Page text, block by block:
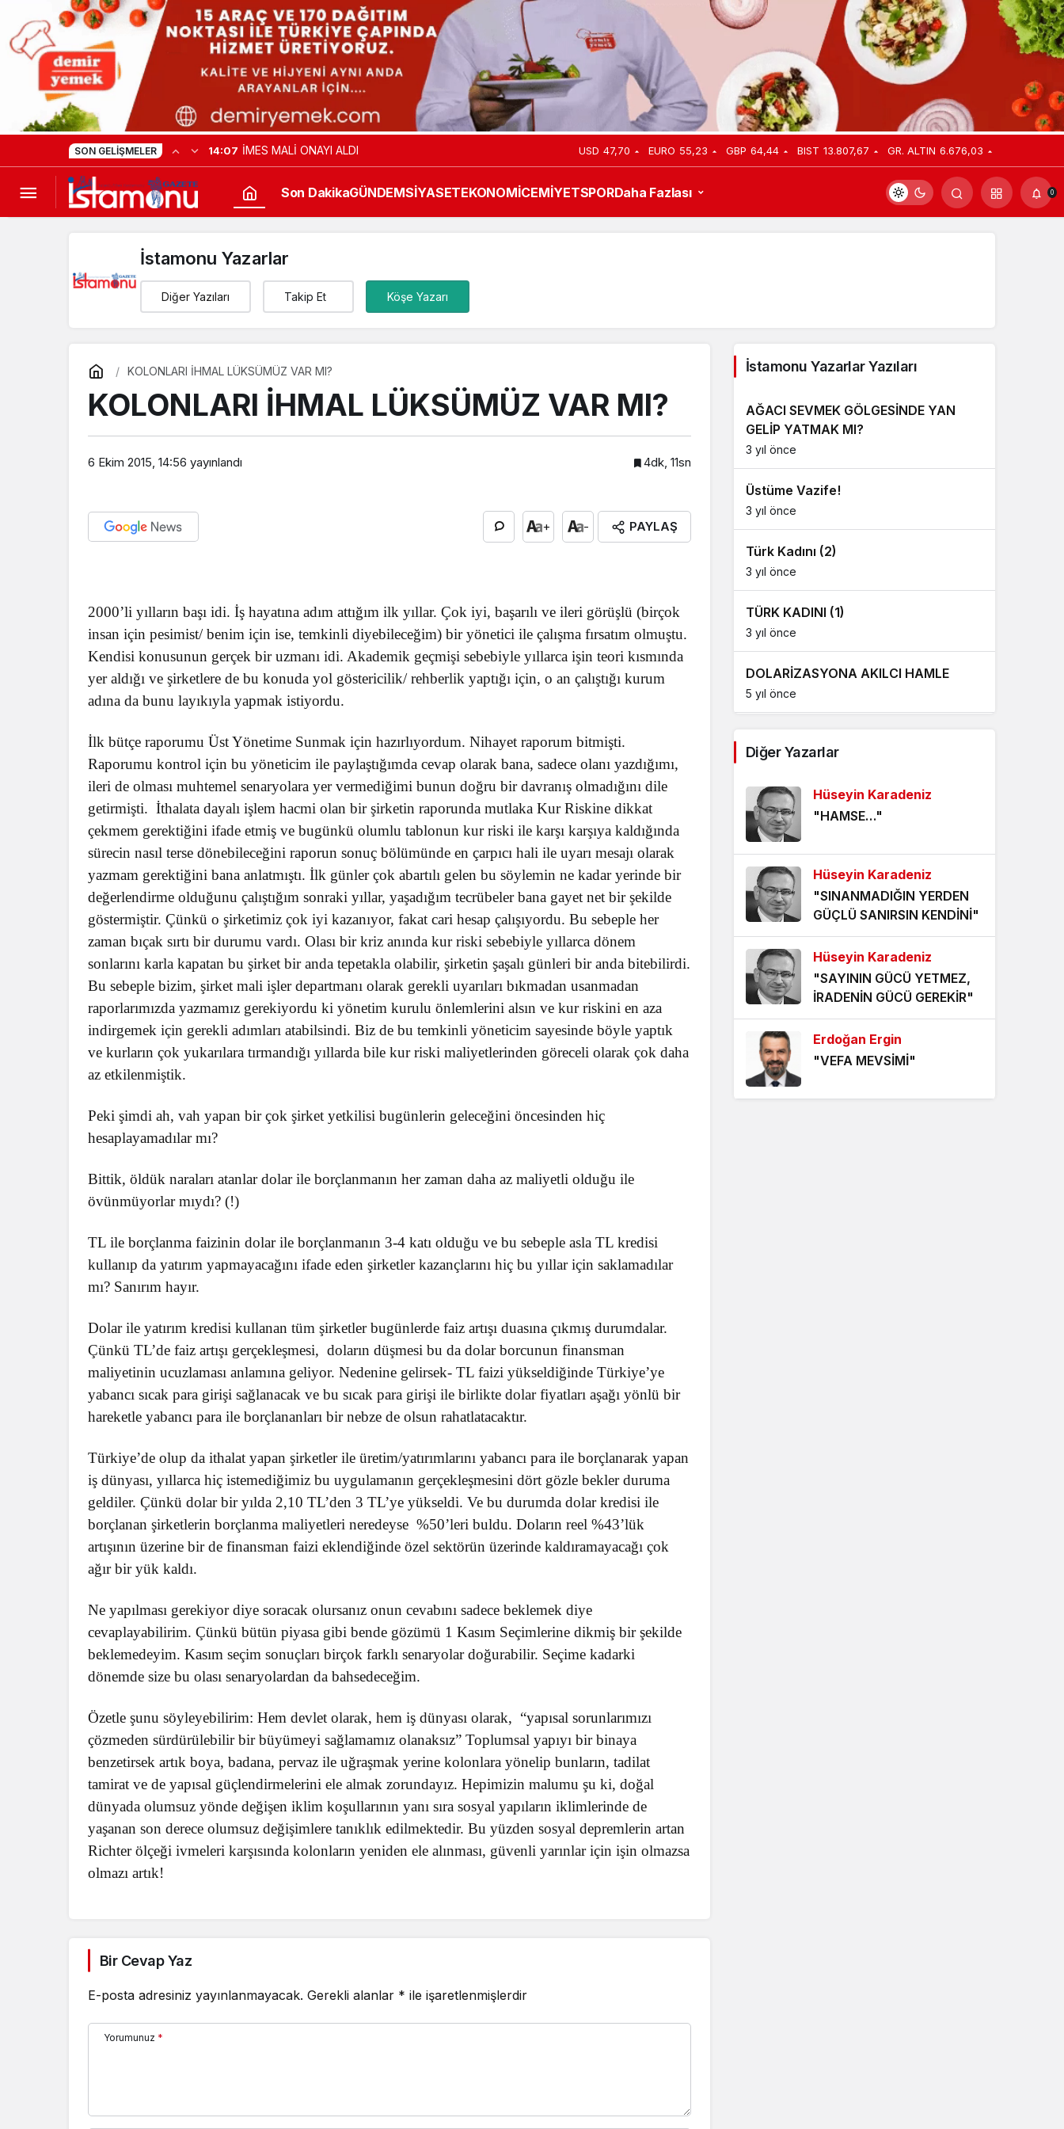
SON GELIŞMELER 14:07 İMES MALİ ONAYI ALDI USD 47,70 EURO 55,23 GBP 64,44 BIST 13.807,67 GR. ALTIN 6.676,03
Son DakikaGÜNDEMSİYASETEKONOMİCEMİYETSPORDaha Fazlası 0
İstamonu Yazarlar
Diğer Yazıları Takip Et Köşe Yazarı
KOLONLARI İHMAL LÜKSÜMÜZ VAR MI?
KOLONLARI İHMAL LÜKSÜMÜZ VAR MI?
6 Ekim 2015, 14:56 yayınlandı 4dk, 11sn
+ - PAYLAŞ
2000’li yılların başı idi. İş hayatına adım attığım ilk yıllar. Çok iyi, başarılı ve ileri görüşlü (birçok
insan için pesimist/ benim için ise, temkinli diyebileceğim) bir yönetici ile çalışma fırsatım olmuştu.
Kendisi konusunun gerçek bir uzmanı idi. Akademik geçmişi sebebiyle yıllarca işin teori kısmında
yer aldığı ve şirketlere de bu konuda yol göstericilik/ rehberlik yaptığı için, o an çalıştığı kurum
adına da bunu layıkıyla yapmak istiyordu.
İlk bütçe raporumu Üst Yönetime Sunmak için hazırlıyordum. Nihayet raporum bitmişti.
Raporumu kontrol için bu yöneticim ile paylaştığımda cevap olarak bana, sadece olanı yazdığımı,
ileri de olması muhtemel senaryolara yer vermediğimi bunun doğru bir davranış olmadığını dile
getirmişti. İthalata dayalı işlem hacmi olan bir şirketin raporunda mutlaka Kur Riskine dikkat
çekmem gerektiğini ifade etmiş ve bugünkü olumlu tablonun kur riski ile karşı karşıya kaldığında
sürecin nasıl terse dönebileceğini raporun sonuç bölümünde en çarpıcı hali ile uyarı mesajı olarak
yazmam gerektiğini bana anlatmıştı. İlk günler çok abartılı gelen bu söylemin ne kadar yerinde bir
değerlendirme olduğunu çalıştığım sonraki yıllar, yaşadığım tecrübeler bana gayet net bir şekilde
göstermiştir. Çünkü o şirketimiz çok iyi kazanıyor, fakat cari hesap çalışıyordu. Bu sebeple her
zaman bıçak sırtı bir durumu vardı. Olası bir kriz anında kur riski sebebiyle yıllarca dönem
sonlarını karla kapatan bu şirket bir anda tepetakla olabilir, şirketin şaşalı günleri bir anda bitebilirdi.
Bu sebeple bizim, şirket mali işler departmanı olarak gerekli uyarıları bıkmadan usanmadan
raporlarımızda yazmamız gerekiyordu ki yönetim kurulu önlemlerini alsın ve kur riskini en aza
indirgemek için gerekli adımları atabilsindi. Biz de bu temkinli yöneticim sayesinde böyle yaptık
ve kurların çok yukarılara tırmandığı yıllarda bile kur riski maliyetlerinden göreceli olarak çok daha
az etkilenmiştik.
Peki şimdi ah, vah yapan bir çok şirket yetkilisi bugünlerin geleceğini öncesinden hiç
hesaplayamadılar mı?
Bittik, öldük naraları atanlar dolar ile borçlanmanın her zaman daha az maliyetli olduğu ile
övünmüyorlar mıydı? (!)
TL ile borçlanma faizinin dolar ile borçlanmanın 3-4 katı olduğu ve bu sebeple asla TL kredisi
kullanıp da yatırım yapmayacağını ifade eden şirketler kazançlarını hiç bu yıllar için saklamadılar
mı? Sanırım hayır.
Dolar ile yatırım kredisi kullanan tüm şirketler bugünlerde faiz artışı duasına çıkmış durumdalar.
Çünkü TL’de faiz artışı gerçekleşmesi, doların düşmesi bu da dolar borcunun finansman
maliyetinin ucuzlaması anlamına geliyor. Nedenine gelirsek- TL faizi yükseldiğinde Türkiye’ye
yabancı sıcak para girişi sağlanacak ve bu sıcak para girişi ile birlikte dolar fiyatları aşağı yönlü bir
hareketle yabancı para ile borçlananları bir nebze de olsun rahatlatacaktır.
Türkiye’de olup da ithalat yapan şirketler ile üretim/yatırımlarını yabancı para ile borçlanarak yapan
iş dünyası, yıllarca hiç istemediğimiz bu uygulamanın gerçekleşmesini dört gözle bekler duruma
geldiler. Çünkü dolar bir yılda 2,10 TL’den 3 TL’ye yükseldi. Ve bu durumda dolar kredisi ile
borçlanan şirketlerin borçlanma maliyetleri neredeyse %50’leri buldu. Doların reel %43’lük
artışının üzerine bir de finansman faizi eklendiğinde özel sektörün üzerinde kaldıramayacağı çok
ağır bir yük kaldı.
Ne yapılması gerekiyor diye soracak olursanız onun cevabını sadece beklemek diye
cevaplayabilirim. Çünkü bütün piyasa gibi bende gözümü 1 Kasım Seçimlerine dikmiş bir şekilde
beklemedeyim. Kasım seçim sonuçları birçok farklı senaryolar doğurabilir. Seçime kadarki
dönemde size bu olası senaryolardan da bahsedeceğim.
Özetle şunu söyleyebilirim: Hem devlet olarak, hem iş dünyası olarak, “yapısal sorunlarımızı
çözmeden sürdürülebilir bir büyümeyi sağlamamız olanaksız” Toplumsal yapıyı bir binaya
benzetirsek artık boya, badana, pervaz ile uğraşmak yerine kolonlara yönelip bunların, tadilat
tamirat ve de yapısal güçlendirmelerini ele almak zorundayız. Hepimizin malumu şu ki, doğal
dünyada olumsuz yönde değişen iklim koşullarının yanı sıra sosyal yapıların iklimlerinde de
yaşanan son derece olumsuz değişimlere tanıklık edilmektedir. Bu yüzden sosyal depremlerin artan
Richter ölçeği ivmeleri karşısında kolonların yeniden ele alınması, güvenli yarınlar için işin olmazsa
olmazı artık!
Bir Cevap Yaz
E-posta adresiniz yayınlanmayacak. Gerekli alanlar * ile işaretlenmişlerdir
Yorumunuz *
İstamonu Yazarlar Yazıları
AĞACI SEVMEK GÖLGESİNDE YAN
GELİP YATMAK MI?
3 yıl önce
Üstüme Vazife!
3 yıl önce
Türk Kadını (2)
3 yıl önce
TÜRK KADINI (1)
3 yıl önce
DOLARİZASYONA AKILCI HAMLE
5 yıl önce
5 yıl önce
ÖLÜMÜ BEKLEMEK
5 yıl önce
HANGİ KAMERAYA BAKALIM?
5 yıl önce
VİZYONER KASTAMONULULAR
NEREDESİNİZ?
5 yıl önce
KHK MAĞDURLARI İÇİN IŞIK
GÖRÜNDÜ!
5 yıl önce
Diğer Yazarlar
Hüseyin Karadeniz
"HAMSE…"
Hüseyin Karadeniz
"SINANMADIĞIN YERDEN
GÜÇLÜ SANIRSIN KENDİNİ"
Hüseyin Karadeniz
"SAYININ GÜCÜ YETMEZ,
İRADENİN GÜCÜ GEREKİR"
Erdoğan Ergin
"VEFA MEVSİMİ"